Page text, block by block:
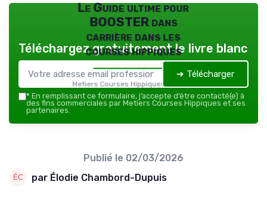
Le Guide ultime pour
BOOSTER dans
carrière dans les
courses hippiques
Metiers Courses Hippiques — 2026
Téléchargez gratuitement le livre blanc
➔ Télécharger
* En remplissant ce formulaire, j’accepte d’être contacté(e) à
des fins commerciales par Metiers Courses Hippiques et ses
partenaires.
Publié le 02/03/2026
par Élodie Chambord-Dupuis